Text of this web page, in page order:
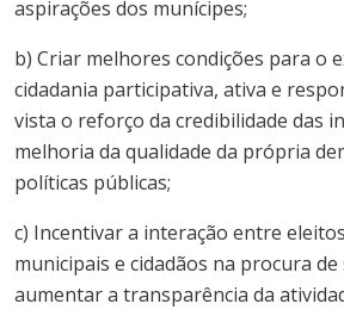
aspirações dos munícipes;
b) Criar melhores condições para o
cidadania participativa, ativa e
vista o reforço da credibilidade das
melhoria da qualidade da própria
políticas públicas;
c) Incentivar a interação entre
municipais e cidadãos na procura
aumentar a transparência da